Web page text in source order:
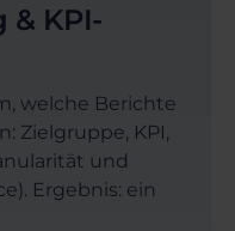
& KPI-
welche Berichte
Zielgruppe, KPI,
und
Ergebnis: ein